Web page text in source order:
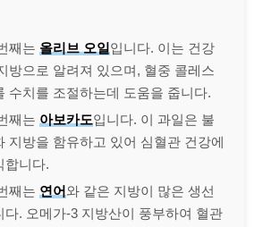
째는 올리브 오일입니다. 이는 건강
방으로 알려져 있으며, 혈중 콜레스
수치를 조절하는데 도움을 줍니다.
째는 아보카도입니다. 이 과일은 불
지방을 함유하고 있어 심혈관 건강에
합니다.
째는 연어와 같은 지방이 많은 생선
다. 오메가-3 지방산이 풍부하여 혈관